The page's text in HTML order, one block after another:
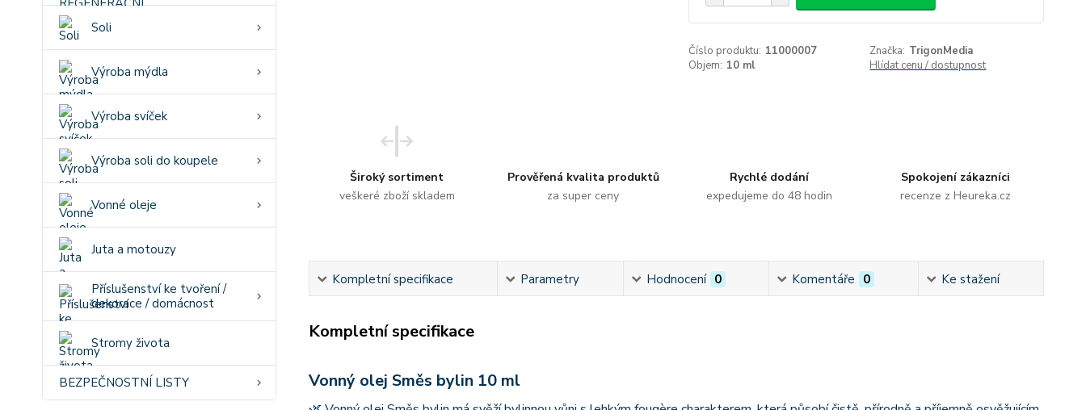
Soli
Výroba mýdla
Výroba svíček
Výroba soli do koupele
Vonné oleje
Juta a motouzy
Příslušenství ke tvoření /
dekorace / domácnost
Stromy života
BEZPEČNOSTNÍ LISTY
Číslo produktu: 11000007 Značka: TrigonMedia
Objem: 10 ml Hlídat cenu / dostupnost
Široký sortiment
veškeré zboží skladem
Prověřená kvalita produktů
za super ceny
Rychlé dodání
expedujeme do 48 hodin
Spokojení zákazníci
recenze z Heureka.cz
Kompletní specifikace Parametry Hodnocení 0 Komentáře 0 Ke stažení
Kompletní specifikace
Vonný olej Směs bylin 10 ml